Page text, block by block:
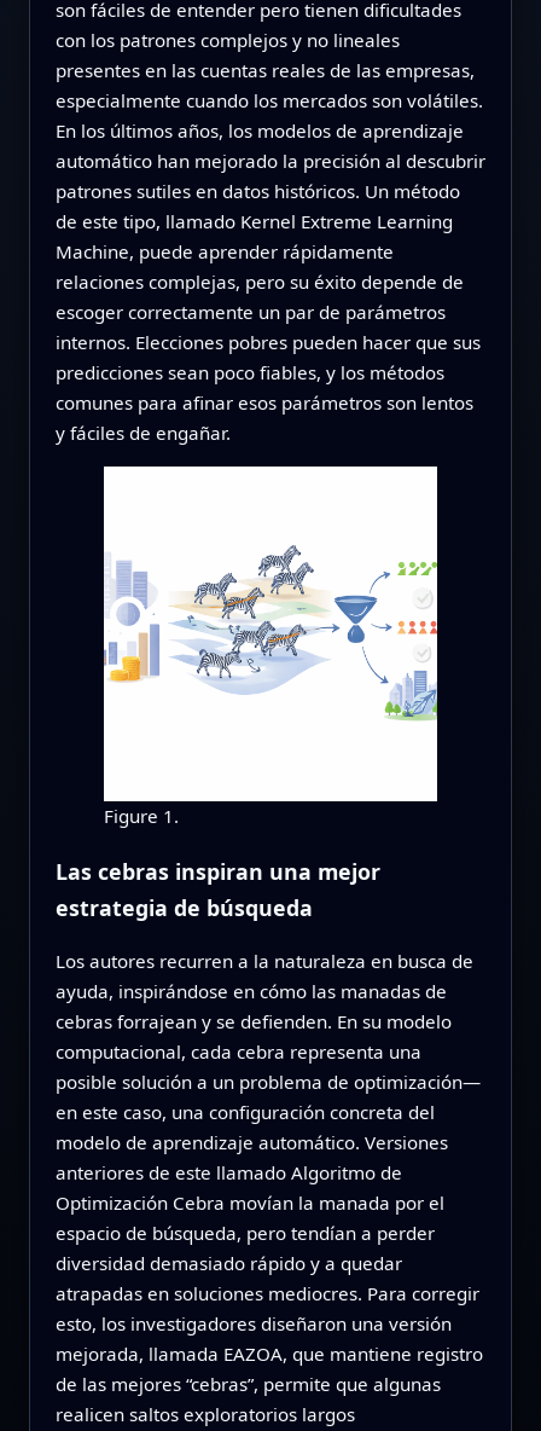
son fáciles de entender pero tienen dificultades
con los patrones complejos y no lineales
presentes en las cuentas reales de las empresas,
especialmente cuando los mercados son volátiles.
En los últimos años, los modelos de aprendizaje
automático han mejorado la precisión al descubrir
patrones sutiles en datos históricos. Un método
de este tipo, llamado Kernel Extreme Learning
Machine, puede aprender rápidamente
relaciones complejas, pero su éxito depende de
escoger correctamente un par de parámetros
internos. Elecciones pobres pueden hacer que sus
predicciones sean poco fiables, y los métodos
comunes para afinar esos parámetros son lentos
y fáciles de engañar.
Figure 1.
Las cebras inspiran una mejor
estrategia de búsqueda
Los autores recurren a la naturaleza en busca de
ayuda, inspirándose en cómo las manadas de
cebras forrajean y se defienden. En su modelo
computacional, cada cebra representa una
posible solución a un problema de optimización—
en este caso, una configuración concreta del
modelo de aprendizaje automático. Versiones
anteriores de este llamado Algoritmo de
Optimización Cebra movían la manada por el
espacio de búsqueda, pero tendían a perder
diversidad demasiado rápido y a quedar
atrapadas en soluciones mediocres. Para corregir
esto, los investigadores diseñaron una versión
mejorada, llamada EAZOA, que mantiene registro
de las mejores “cebras”, permite que algunas
realicen saltos exploratorios largos